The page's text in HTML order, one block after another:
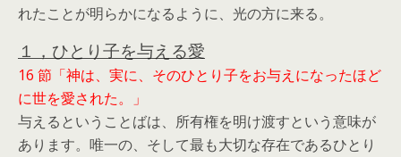
れたことが明らかになるように、光の方に来る。
１，ひとり子を与える愛
16 節「神は、実に、そのひとり子をお与えになったほど
に世を愛された。」
与えるということばは、所有権を明け渡すという意味が
あります。唯一の、そして最も大切な存在であるひとり